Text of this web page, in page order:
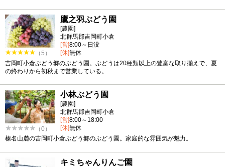
（5）
鷹之羽ぶどう園
[農園]
北群馬郡吉岡町小倉
[営]8:00～日没
[休]無休
吉岡町小倉ぶどう郷のぶどう園。ぶどうは20種類以上の豊富な取り揃えで、夏
の終わりから初秋まで営業している。
（0）
小林ぶどう園
[農園]
北群馬郡吉岡町小倉
[営]8:00～18:00
[休]無休
榛名山麓の吉岡町小倉ぶどう郷のぶどう園。家庭的な雰囲気が魅力。
キミちゃんりんご園